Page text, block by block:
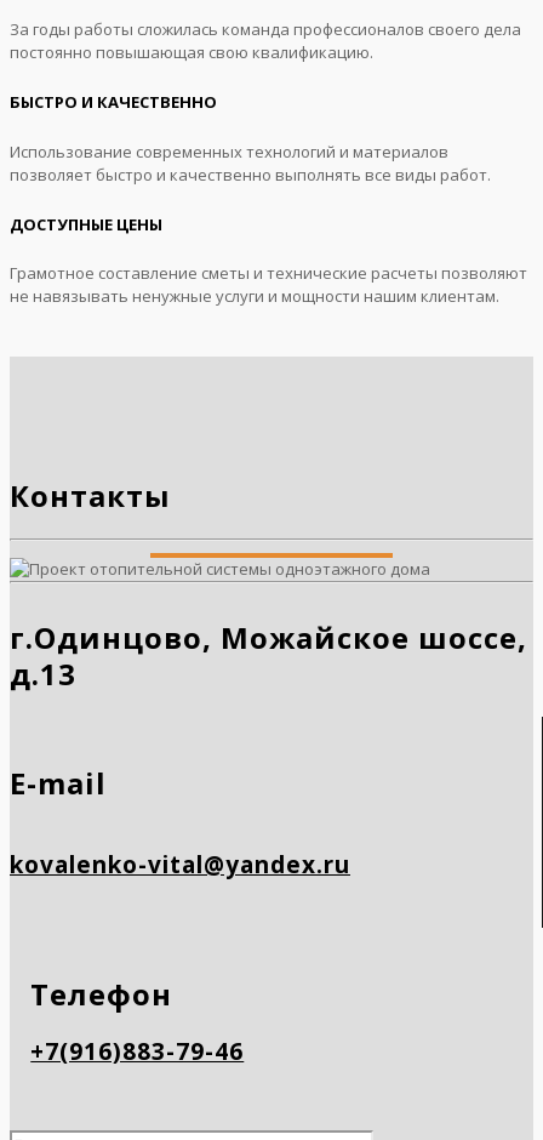
За годы работы сложилась команда профессионалов своего дела
постоянно повышающая свою квалификацию.
БЫСТРО И КАЧЕСТВЕННО
Использование современных технологий и материалов
позволяет быстро и качественно выполнять все виды работ.
ДОСТУПНЫЕ ЦЕНЫ
Грамотное составление сметы и технические расчеты позволяют
не навязывать ненужные услуги и мощности нашим клиентам.
Контакты
г.Одинцово, Можайское шоссе,
д.13
E-mail
kovalenko-vital@yandex.ru
Телефон
+7(916)883-79-46